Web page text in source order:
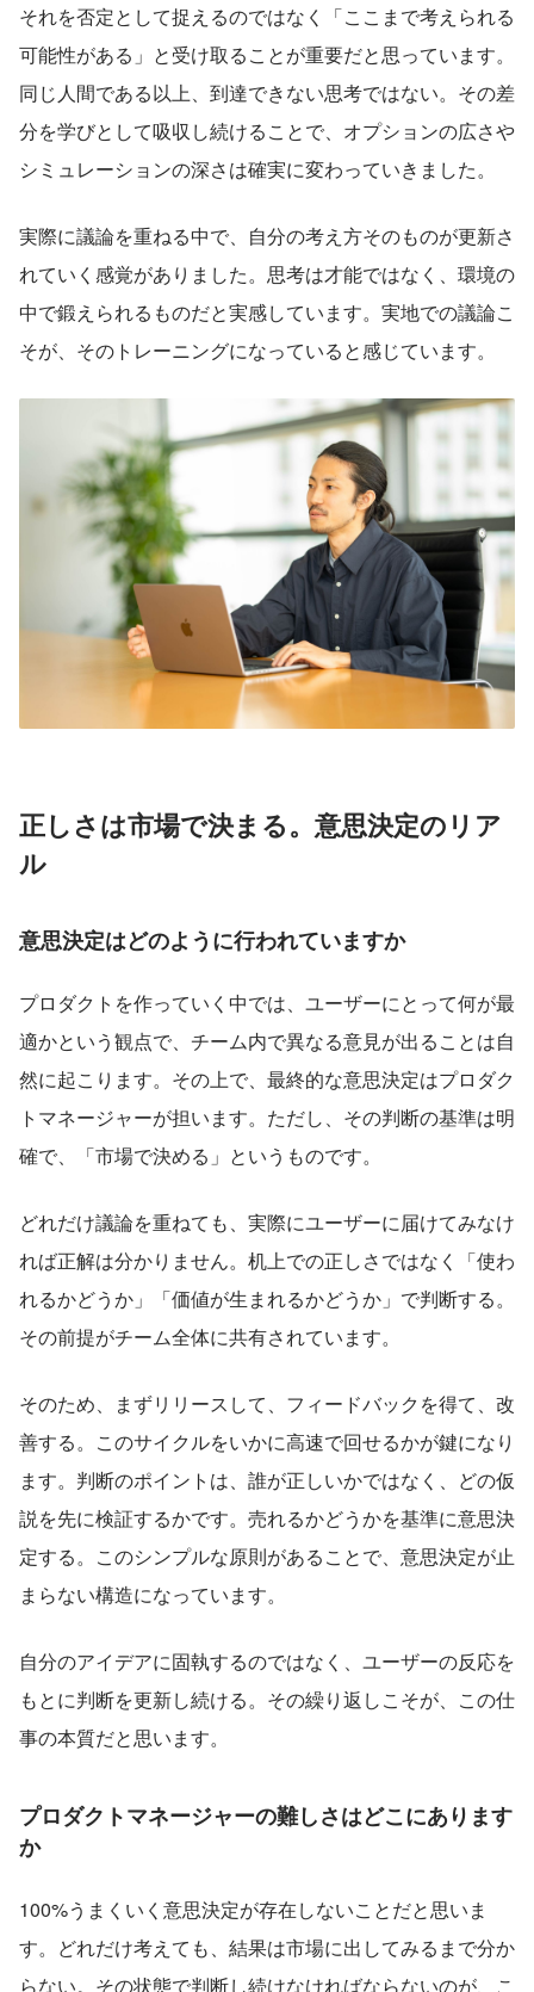
それを否定として捉えるのではなく「ここまで考えられる
可能性がある」と受け取ることが重要だと思っています。
同じ人間である以上、到達できない思考ではない。その差
分を学びとして吸収し続けることで、オプションの広さや
シミュレーションの深さは確実に変わっていきました。
実際に議論を重ねる中で、自分の考え方そのものが更新さ
れていく感覚がありました。思考は才能ではなく、環境の
中で鍛えられるものだと実感しています。実地での議論こ
そが、そのトレーニングになっていると感じています。
正しさは市場で決まる。意思決定のリア
ル
意思決定はどのように行われていますか
プロダクトを作っていく中では、ユーザーにとって何が最
適かという観点で、チーム内で異なる意見が出ることは自
然に起こります。その上で、最終的な意思決定はプロダク
トマネージャーが担います。ただし、その判断の基準は明
確で、「市場で決める」というものです。
どれだけ議論を重ねても、実際にユーザーに届けてみなけ
れば正解は分かりません。机上での正しさではなく「使わ
れるかどうか」「価値が生まれるかどうか」で判断する。
その前提がチーム全体に共有されています。
そのため、まずリリースして、フィードバックを得て、改
善する。このサイクルをいかに高速で回せるかが鍵になり
ます。判断のポイントは、誰が正しいかではなく、どの仮
説を先に検証するかです。売れるかどうかを基準に意思決
定する。このシンプルな原則があることで、意思決定が止
まらない構造になっています。
自分のアイデアに固執するのではなく、ユーザーの反応を
もとに判断を更新し続ける。その繰り返しこそが、この仕
事の本質だと思います。
プロダクトマネージャーの難しさはどこにあります
か
100%うまくいく意思決定が存在しないことだと思いま
す。どれだけ考えても、結果は市場に出してみるまで分か
らない。その状態で判断し続けなければならないのが、こ